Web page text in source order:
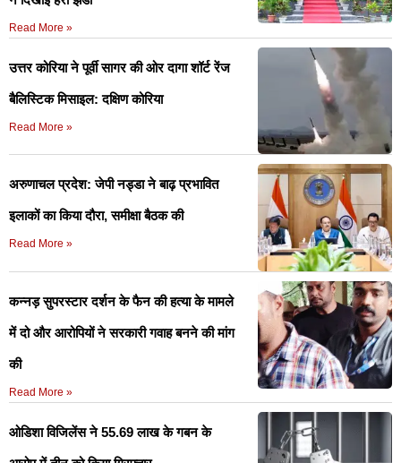
Read More »
उत्तर कोरिया ने पूर्वी सागर की ओर दागा शॉर्ट रेंज
बैलिस्टिक मिसाइल: दक्षिण कोरिया
Read More »
अरुणाचल प्रदेश: जेपी नड्डा ने बाढ़ प्रभावित
इलाकों का किया दौरा, समीक्षा बैठक की
Read More »
कन्नड़ सुपरस्टार दर्शन के फैन की हत्या के मामले
में दो और आरोपियों ने सरकारी गवाह बनने की मांग
की
Read More »
ओडिशा विजिलेंस ने 55.69 लाख के गबन के